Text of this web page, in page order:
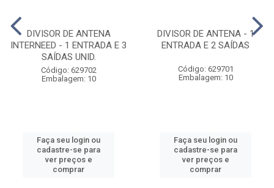
DIVISOR DE ANTENA
INTERNEED - 1 ENTRADA E 3
SAÍDAS UNID.
Código: 629702
Embalagem: 10
Faça seu login ou
cadastre-se para
ver preços e
comprar
DIVISOR DE ANTENA - 1
ENTRADA E 2 SAÍDAS
Código: 629701
Embalagem: 10
Faça seu login ou
cadastre-se para
ver preços e
comprar